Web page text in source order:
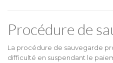
Procédure de
La procédure de sauvegarde
difficulté en suspendant le